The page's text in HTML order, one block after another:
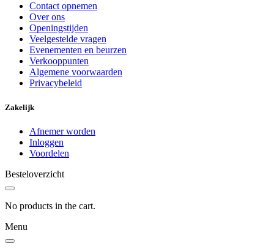
Contact opnemen
Over ons
Openingstijden
Veelgestelde vragen
Evenementen en beurzen
Verkooppunten
Algemene voorwaarden
Privacybeleid
Zakelijk
Afnemer worden
Inloggen
Voordelen
Besteloverzicht
No products in the cart.
Menu